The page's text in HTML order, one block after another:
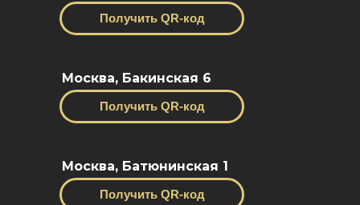
Получить QR-код
Москва, Бакинская 6
Получить QR-код
Москва, Батюнинская 1
Получить QR-код